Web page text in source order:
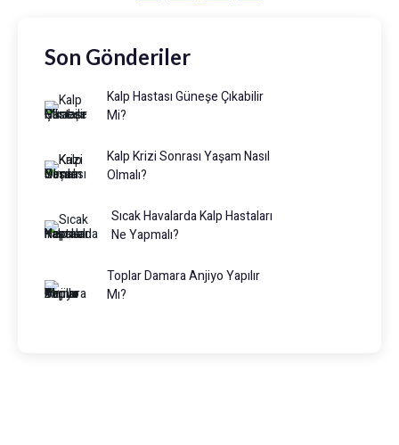
Son Gönderiler
Kalp Hastası Güneşe Çıkabilir
Mi?
Kalp Krizi Sonrası Yaşam Nasıl
Olmalı?
Sıcak Havalarda Kalp Hastaları
Ne Yapmalı?
Toplar Damara Anjiyo Yapılır
Mı?